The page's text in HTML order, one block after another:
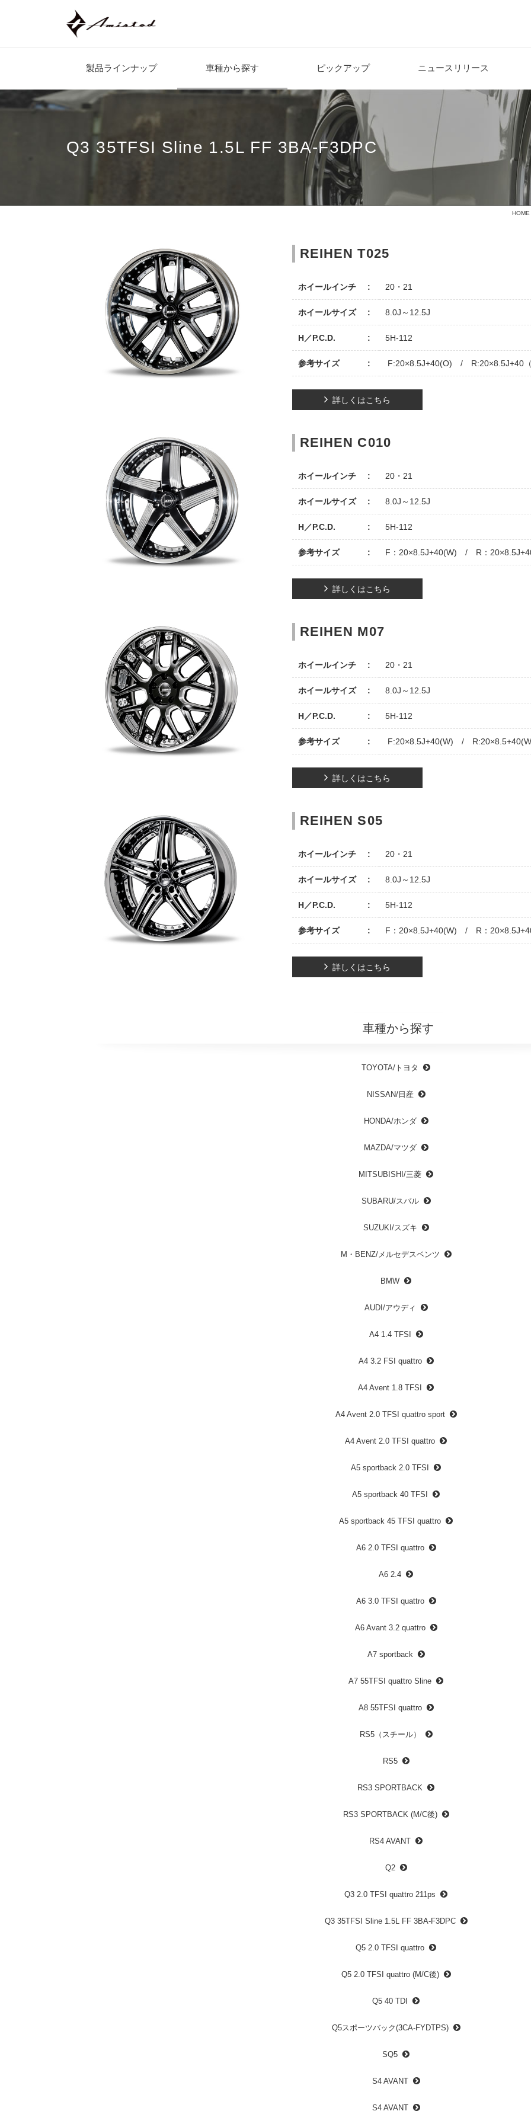
製品ラインナップ 車種から探す ピックアップ ニュースリリース
Q3 35TFSI Sline 1.5L FF 3BA-F3DPC
HOME
REIHEN T025
ホイールインチ 20・21
ホイールサイズ 8.0J～12.5J
H／P.C.D. 5H-112
参考サイズ F:20×8.5J+40(O) / R:20×8.5J+40
詳しくはこちら
REIHEN C010
ホイールインチ 20・21
ホイールサイズ 8.0J～12.5J
H／P.C.D. 5H-112
参考サイズ F：20×8.5J+40(W) / R：
詳しくはこちら
REIHEN M07
ホイールインチ 20・21
ホイールサイズ 8.0J～12.5J
H／P.C.D. 5H-112
参考サイズ F:20×8.5J+40(W) /
詳しくはこちら
REIHEN S05
ホイールインチ 20・21
ホイールサイズ 8.0J～12.5J
H／P.C.D. 5H-112
参考サイズ F：20×8.5J+40(W) / R：
詳しくはこちら
車種から探す
TOYOTA/トヨタ
NISSAN/日産
HONDA/ホンダ
MAZDA/マツダ
MITSUBISHI/三菱
SUBARU/スバル
SUZUKI/スズキ
M・BENZ/メルセデスベンツ
BMW
AUDI/アウディ
A4 1.4 TFSI
A4 3.2 FSI quattro
A4 Avent 1.8 TFSI
A4 Avent 2.0 TFSI quattro sport
A4 Avent 2.0 TFSI quattro
A5 sportback 2.0 TFSI
A5 sportback 40 TFSI
A5 sportback 45 TFSI quattro
A6 2.0 TFSI quattro
A6 2.4
A6 3.0 TFSI quattro
A6 Avant 3.2 quattro
A7 sportback
A7 55TFSI quattro Sline
A8 55TFSI quattro
RS5（スチール）
RS5
RS3 SPORTBACK
RS3 SPORTBACK (M/C後)
RS4 AVANT
Q2
Q3 2.0 TFSI quattro 211ps
Q3 35TFSI Sline 1.5L FF 3BA-F3DPC
Q5 2.0 TFSI quattro
Q5 2.0 TFSI quattro (M/C後)
Q5 40 TDI
Q5スポーツバック(3CA-FYDTPS)
SQ5
S4 AVANT
S4 AVANT